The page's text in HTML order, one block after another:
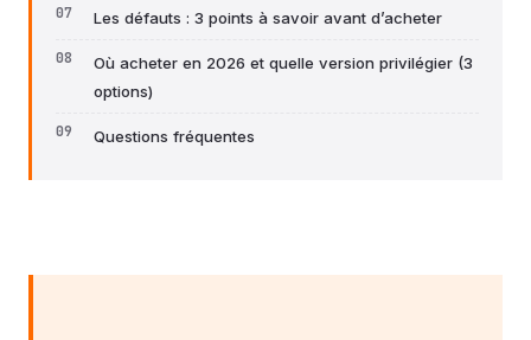
Les défauts : 3 points à savoir avant d’acheter
Où acheter en 2026 et quelle version privilégier (3
options)
Questions fréquentes